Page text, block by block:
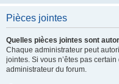
Pièces jointes
Quelles pièces jointes sont
Chaque administrateur peut
jointes. Si vous n’êtes pas
administrateur du forum.